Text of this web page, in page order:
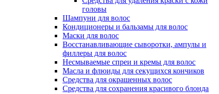
головы
Шампуни для волос
Кондиционеры и бальзамы для волос
Маски для волос
Восстанавливающие сыворотки, ампулы и
филлеры для волос
Несмываемые спреи и кремы для волос
Масла и флюиды для секущихся кончиков
Средства для окрашенных волос
Средства для сохранения красивого блонда